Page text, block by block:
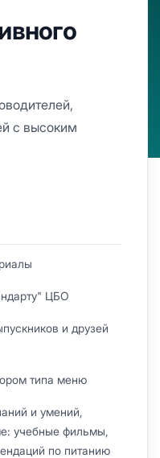
с высоким
ЦБО
и друзей
типа меню
и умений,
учебные фильмы,
по питанию